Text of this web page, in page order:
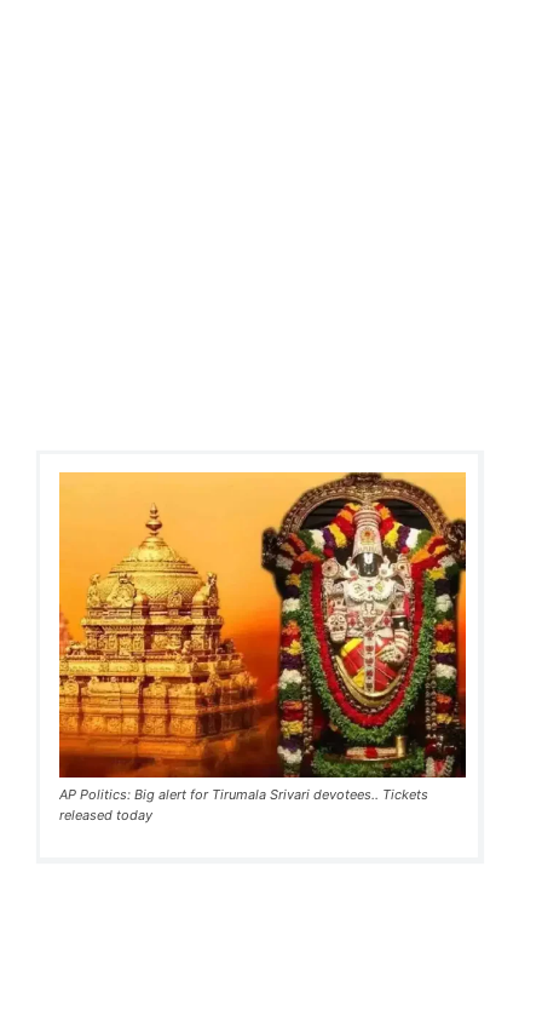
AP Politics: Big alert for Tirumala Srivari devotees.. Tickets
released today